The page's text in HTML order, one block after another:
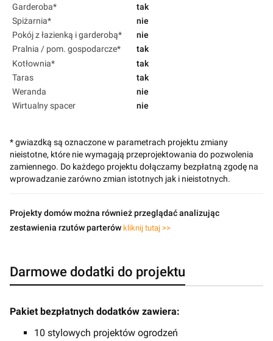
Garderoba*
tak
Spiżarnia*
nie
Pokój z łazienką i garderobą*
nie
Pralnia / pom. gospodarcze*
tak
Kotłownia*
tak
Taras
tak
Weranda
nie
Wirtualny spacer
nie
* gwiazdką są oznaczone w parametrach projektu zmiany
nieistotne, które nie wymagają przeprojektowania do pozwolenia
zamiennego. Do każdego projektu dołączamy bezpłatną zgodę na
wprowadzanie zarówno zmian istotnych jak i nieistotnych.
Projekty domów można również przeglądać analizując
zestawienia rzutów parterów kliknij tutaj >>
Darmowe dodatki do projektu
Pakiet bezpłatnych dodatków zawiera:
10 stylowych projektów ogrodzeń